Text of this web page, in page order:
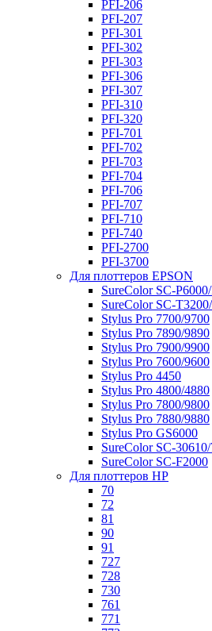
PFI-206
PFI-207
PFI-301
PFI-302
PFI-303
PFI-306
PFI-307
PFI-310
PFI-320
PFI-701
PFI-702
PFI-703
PFI-704
PFI-706
PFI-707
PFI-710
PFI-740
PFI-2700
PFI-3700
Для плоттеров EPSON
SureColor SC-
SureColor SC-
Stylus Pro 7700/9700
Stylus Pro 7890/9890
Stylus Pro 7900/9900
Stylus Pro 7600/9600
Stylus Pro 4450
Stylus Pro 4800/4880
Stylus Pro 7800/9800
Stylus Pro 7880/9880
Stylus Pro GS6000
SureColor SC-
SureColor SC-F2000
Для плоттеров HP
70
72
81
90
91
727
728
730
761
771